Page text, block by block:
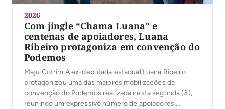
2026
Com jingle “Chama Luana” e
centenas de apoiadores, Luana
Ribeiro protagoniza em convenção do
Podemos
Maju Cotrim A ex-deputada estadual Luana Ribeiro
protagonizou uma das maiores mobilizações da
convenção do Podemos realizada nesta segunda (3),
reunindo um expressivo número de apoiadores,